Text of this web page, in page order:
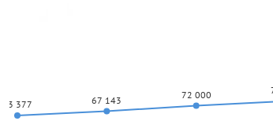
63 377 67 143 72 000